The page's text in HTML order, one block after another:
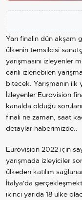
Yarı finalin dün akşam
ülkenin temsilcisi
yarışmasını
canlı izlenebilen
bitecek. Yarışmanın
İzleyenler Eurovision
kanalda olduğu
finali ne zaman, saat
detaylar haberimizde..
Eurovision 2022 için
yarışmada izleyiciler
ülkeden katılım
İtalya'da
ikinci yarıda 18 ülke